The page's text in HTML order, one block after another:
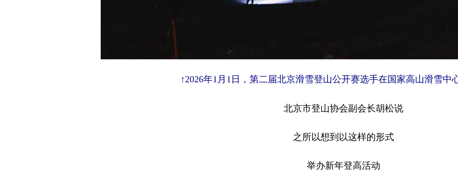
↑2026年1月1日，第二届北京滑雪登山公开赛选手在国家高山滑雪中
北京市登山协会副会长胡松说
之所以想到以这样的形式
举办新年登高活动